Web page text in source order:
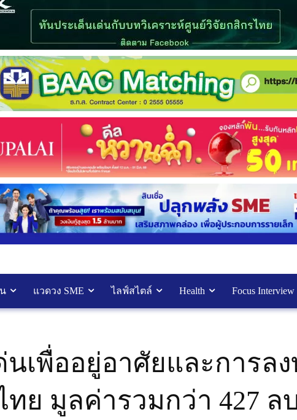
แวดวง SME ไลฟ์สไตล์ Health Focus Interview
นเพื่ออยู่อาศัยและการล
ย มูลค่ารวมกว่า 427 ล